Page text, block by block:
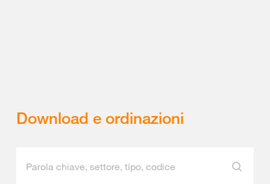
Download e ordinazioni